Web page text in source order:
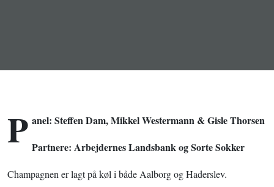
i
P anel: Steffen Dam, Mikkel Westermann & Gisle Thorsen
Partnere: Arbejdernes Landsbank og Sorte Sokker
Champagnen er lagt på køl i både Aalborg og Haderslev.